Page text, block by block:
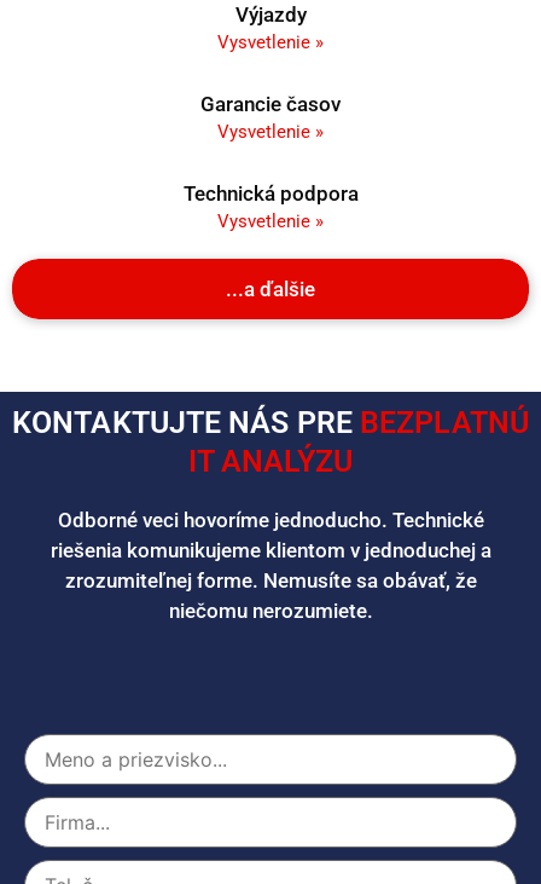
Výjazdy
Vysvetlenie »
Garancie časov
Vysvetlenie »
Technická podpora
Vysvetlenie »
...a ďalšie
KONTAKTUJTE NÁS PRE BEZPLATNÚ
IT ANALÝZU
Odborné veci hovoríme jednoducho. Technické
riešenia komunikujeme klientom v jednoduchej a
zrozumiteľnej forme. Nemusíte sa obávať, že
niečomu nerozumiete.